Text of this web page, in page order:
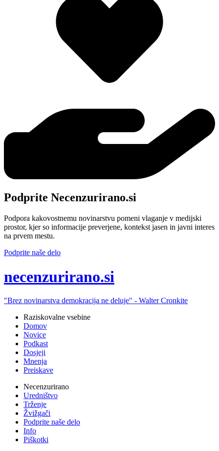
Podprite Necenzurirano.si
Podpora kakovostnemu novinarstvu pomeni vlaganje v medijski
prostor, kjer so informacije preverjene, kontekst jasen in javni interes
na prvem mestu.
Podprite naše delo
necenzurirano.si
"Brez novinarstva demokracija ne deluje" - Walter Cronkite
Raziskovalne vsebine
Domov
Novice
Podkast
Dosjeji
Mnenja
Preiskave
Necenzurirano
Uredništvo
Trženje
Žvižgači
Podprite naše delo
Info
Piškotki